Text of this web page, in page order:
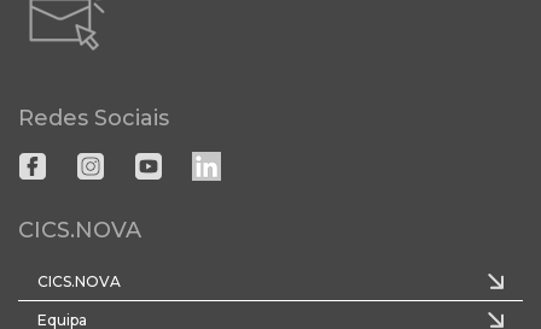
Redes Sociais
CICS.NOVA
CICS.NOVA
Equipa